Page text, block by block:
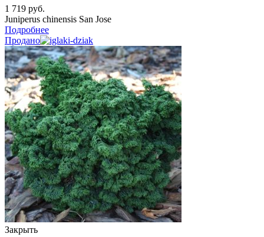
1 719 руб.
Juniperus chinensis San Jose
Подробнее
Продано
Закрыть